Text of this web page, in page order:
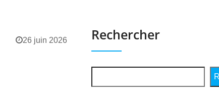
26 juin 2026 Rechercher